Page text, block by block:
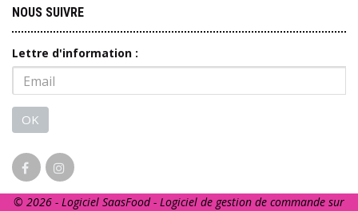
NOUS SUIVRE
Lettre d'information :
OK
© 2026 - Logiciel SaasFood - Logiciel de gestion de commande sur